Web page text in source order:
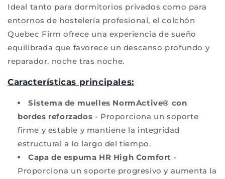
Ideal tanto para dormitorios privados como para
entornos de hostelería profesional, el colchón
Quebec Firm ofrece una experiencia de sueño
equilibrada que favorece un descanso profundo y
reparador, noche tras noche.
Características principales:
Sistema de muelles NormActive® con
bordes reforzados - Proporciona un soporte
firme y estable y mantiene la integridad
estructural a lo largo del tiempo.
Capa de espuma HR High Comfort -
Proporciona un soporte progresivo y aumenta la